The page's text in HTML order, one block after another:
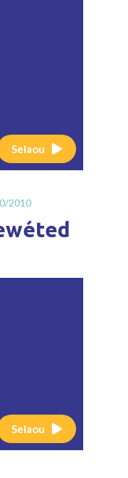
Selaou
2010
Selaou